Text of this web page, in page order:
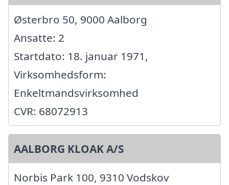
Østerbro 50, 9000 Aalborg
Ansatte: 2
Startdato: 18. januar 1971,
Virksomhedsform:
Enkeltmandsvirksomhed
CVR: 68072913
AALBORG KLOAK A/S
Norbis Park 100, 9310 Vodskov